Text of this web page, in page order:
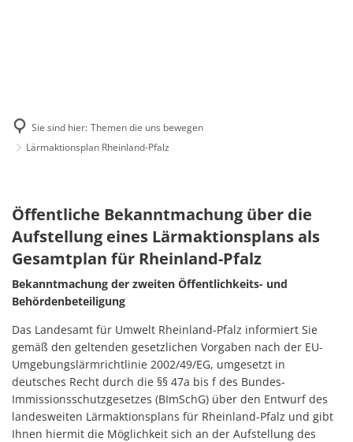
Sie sind hier: Themen die uns bewegen
Lärmaktionsplan Rheinland-Pfalz
Rheinland-
Pfalz
Öffentliche Bekanntmachung über die
Aufstellung eines Lärmaktionsplans als
Gesamtplan für Rheinland-Pfalz
Bekanntmachung der zweiten Öffentlichkeits- und
Behördenbeteiligung
Das Landesamt für Umwelt Rheinland-Pfalz informiert Sie
gemäß den geltenden gesetzlichen Vorgaben nach der EU-
Umgebungslärmrichtlinie 2002/49/EG, umgesetzt in
deutsches Recht durch die §§ 47a bis f des Bundes-
Immissionsschutzgesetzes (BImSchG) über den Entwurf des
landesweiten Lärmaktionsplans für Rheinland-Pfalz und gibt
Ihnen hiermit die Möglichkeit sich an der Aufstellung des